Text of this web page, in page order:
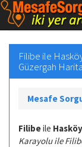
Filibe ile
Güzergah
Mesafe
Filibeile Hasköy
Karayolu ile